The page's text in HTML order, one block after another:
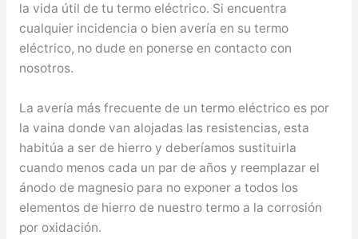
la vida útil de tu termo eléctrico. Si encuentra
cualquier incidencia o bien avería en su termo
eléctrico, no dude en ponerse en contacto con
nosotros.
La avería más frecuente de un termo eléctrico es por
la vaina donde van alojadas las resistencias, esta
habitúa a ser de hierro y deberíamos sustituirla
cuando menos cada un par de años y reemplazar el
ánodo de magnesio para no exponer a todos los
elementos de hierro de nuestro termo a la corrosión
por oxidación.